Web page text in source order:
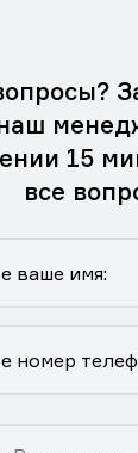
15
все